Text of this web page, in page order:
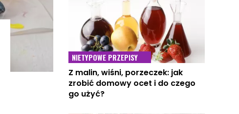
NIETYPOWE PRZEPISY
Z malin, wiśni, porzeczek: jak
zrobić domowy ocet i do czego
go użyć?